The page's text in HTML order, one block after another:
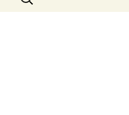
for: